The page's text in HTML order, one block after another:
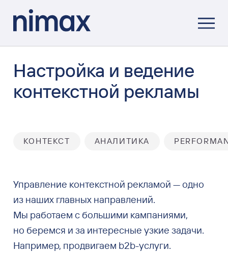
Настройка и ведение
контекстной рекламы
КОНТЕКСТ АНАЛИТИКА
Управление контекстной рекламой — одно
из наших главных направлений.
Мы работаем с большими кампаниями,
но беремся и за интересные узкие задачи.
Например, продвигаем b2b-услуги.